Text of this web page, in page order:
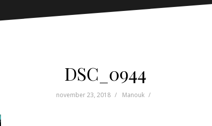
DSC_0944
november 23, 2018 Manouk